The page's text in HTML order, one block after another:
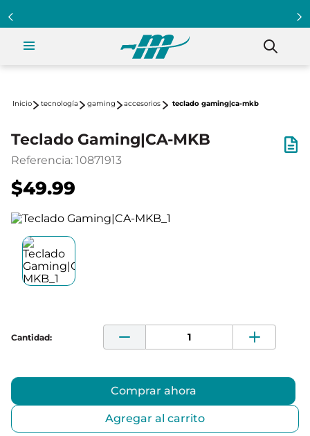
tecnología gaming accesorios teclado gaming|ca-mkb
Teclado Gaming|CA-MKB
Referencia: 10871913
$49.99
Comprar ahora
Agregar al carrito